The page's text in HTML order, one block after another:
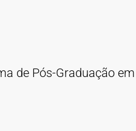
de Pós-Graduação